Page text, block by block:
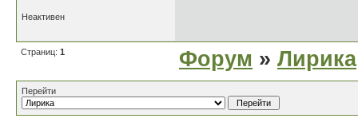
Неактивен
Страниц: 1 Форум » Лирика
Перейти